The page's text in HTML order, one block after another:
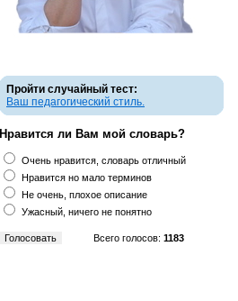
Пройти случайный тест:
Ваш педагогический стиль.
Нравится ли Вам мой словарь?
Очень нравится, словарь отличный
Нравится но мало терминов
Не очень, плохое описание
Ужасный, ничего не понятно
Всего голосов: 1183